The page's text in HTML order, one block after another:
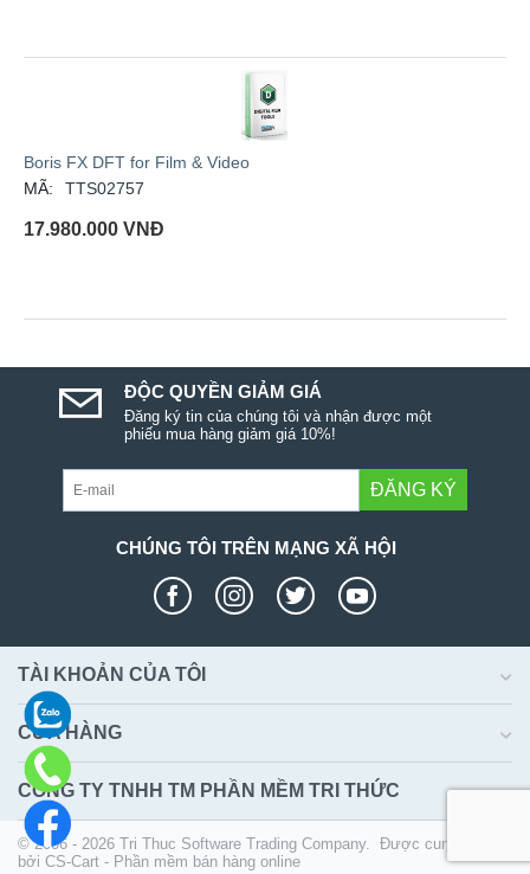
Boris FX DFT for Film & Video
MÃ:
TTS02757
17.980.000 VNĐ
ĐỘC QUYỀN GIẢM GIÁ
Đăng ký tin của chúng tôi và nhận được một
phiếu mua hàng giảm giá 10%!
ĐĂNG KÝ
CHÚNG TÔI TRÊN MẠNG XÃ HỘI
TÀI KHOẢN CỦA TÔI
CỬA HÀNG
CÔNG TY TNHH TM PHẦN MỀM TRI THỨC
© 2006 - 2026 Tri Thuc Software Trading Company. Được cung cấp
bởi CS-Cart - Phần mềm bán hàng online